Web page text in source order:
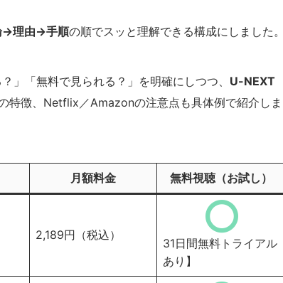
→理由→手順の順でスッと理解できる構成にしました。
」「無料で見られる？」を明確にしつつ、 U-NEXT
特徴、Netflix／Amazonの注意点も具体例で紹介しま
月額料金 無料視聴（お試し）
2,189円（税込）
31日間無料トライアル
あり】